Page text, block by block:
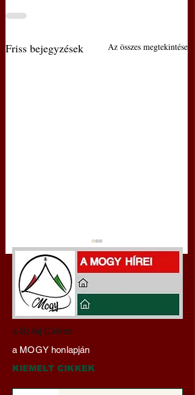
Friss bejegyzések Az összes megtekintése
Miért tabu Fauci
büntetőjogi felelősségre
vonása
a Szilaj Csikón
a MOGY honlapján
KIEMELT CIKKEK